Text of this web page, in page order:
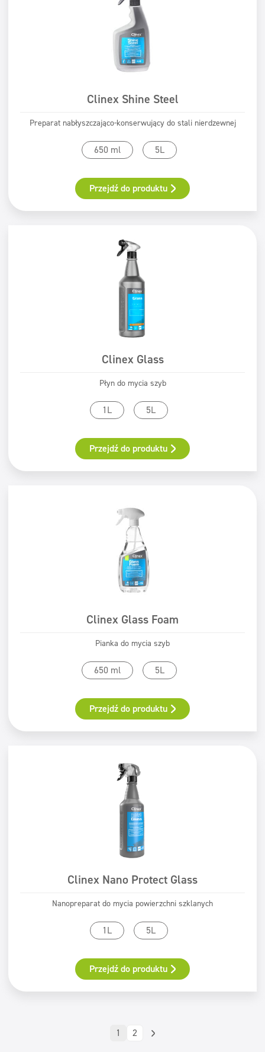
Clinex Shine Steel
Preparat nabłyszczająco-konserwujący do stali nierdzewnej
650 ml 5L
Przejdź do produktu
Clinex Glass
Płyn do mycia szyb
1L 5L
Przejdź do produktu
Clinex Glass Foam
Pianka do mycia szyb
650 ml 5L
Przejdź do produktu
Clinex Nano Protect Glass
Nanopreparat do mycia powierzchni szklanych
1L 5L
Przejdź do produktu
1 2